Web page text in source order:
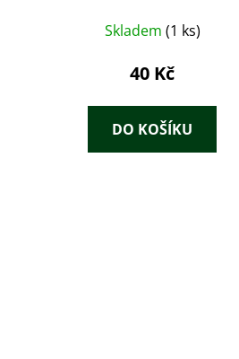
Skladem (1 ks)
40 Kč
DO KOŠÍKU